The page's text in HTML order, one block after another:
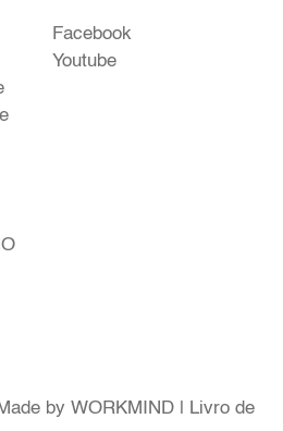
Facebook
Youtube
by WORKMIND
Livro de